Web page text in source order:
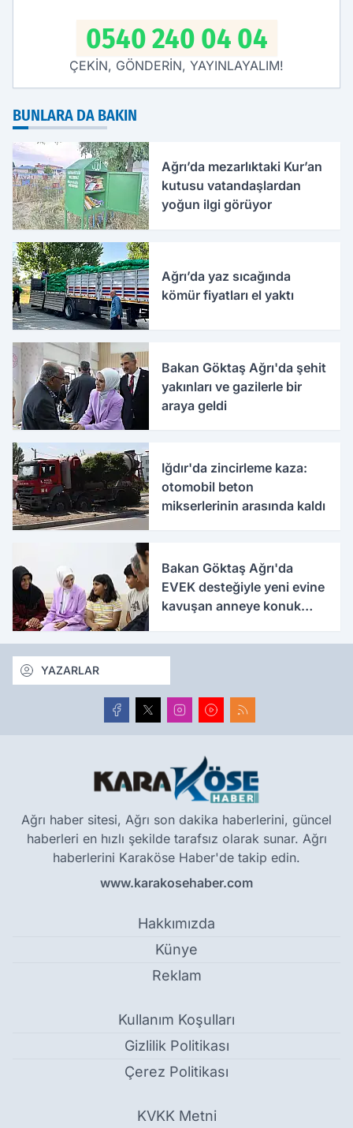
0540 240 04 04
ÇEKİN, GÖNDERİN, YAYINLAYALIM!
BUNLARA DA BAKIN
Ağrı’da mezarlıktaki Kur’an
kutusu vatandaşlardan
yoğun ilgi görüyor
Ağrı’da yaz sıcağında
kömür fiyatları el yaktı
Bakan Göktaş Ağrı'da şehit
yakınları ve gazilerle bir
araya geldi
Iğdır'da zincirleme kaza:
otomobil beton
mikserlerinin arasında kaldı
Bakan Göktaş Ağrı'da
EVEK desteğiyle yeni evine
kavuşan anneye konuk
YAZARLAR
Ağrı haber sitesi, Ağrı son dakika haberlerini, güncel
haberleri en hızlı şekilde tarafsız olarak sunar. Ağrı
haberlerini Karaköse Haber'de takip edin.
www.karakosehaber.com
Hakkımızda
Künye
Reklam
Kullanım Koşulları
Gizlilik Politikası
Çerez Politikası
KVKK Metni